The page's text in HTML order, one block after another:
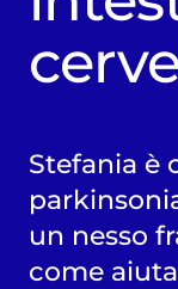
Stefania è
un nesso
come